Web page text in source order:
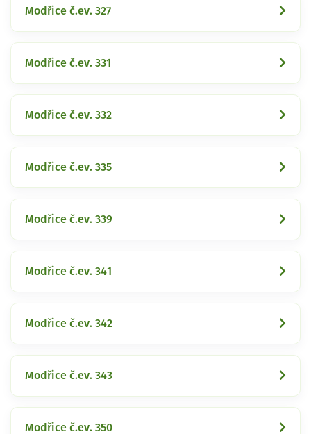
Modřice č.ev. 327
Modřice č.ev. 331
Modřice č.ev. 332
Modřice č.ev. 335
Modřice č.ev. 339
Modřice č.ev. 341
Modřice č.ev. 342
Modřice č.ev. 343
Modřice č.ev. 350